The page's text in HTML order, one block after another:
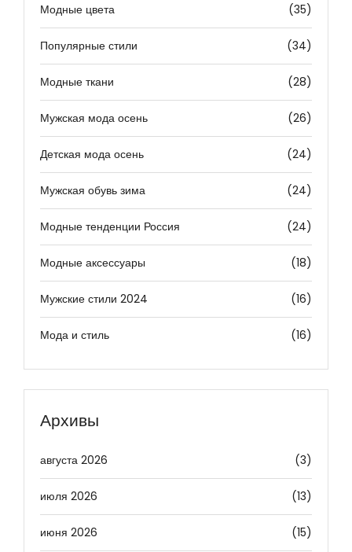
Модные цвета (35)
Популярные стили (34)
Модные ткани (28)
Мужская мода осень (26)
Детская мода осень (24)
Мужская обувь зима (24)
Модные тенденции Россия (24)
Модные аксессуары (18)
Мужские стили 2024 (16)
Мода и стиль (16)
Архивы
августа 2026 (3)
июля 2026 (13)
июня 2026 (15)